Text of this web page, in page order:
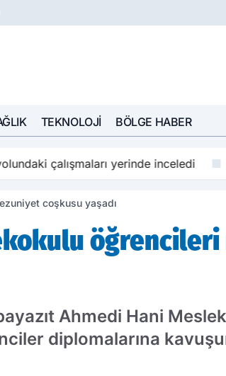
TEKNOLOJI BÖLGE HABER
çalışmaları yerinde inceledi
coşkusu yaşadı
Ahmedi Hani
diplomalarına